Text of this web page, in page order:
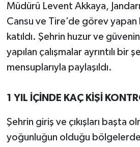
Müdürü Levent Akkaya,
Cansu ve Tire’de görev yapan
katıldı. Şehrin huzur ve
yapılan çalışmalar ayrıntılı bir
mensuplarıyla paylaşıldı.
1 YIL İÇİNDE KAÇ KİŞİ
Şehrin giriş ve çıkışları başta
yoğunluğun olduğu bölgelerde